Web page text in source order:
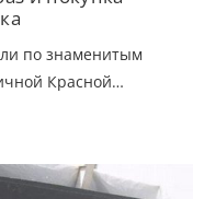
по знаменитым
Красной…